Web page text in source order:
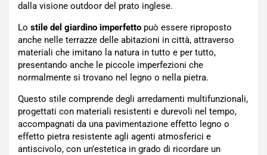
dalla visione outdoor del prato inglese.
Lo stile del giardino imperfetto può essere riproposto
anche nelle terrazze delle abitazioni in città, attraverso
materiali che imitano la natura in tutto e per tutto,
presentando anche le piccole imperfezioni che
normalmente si trovano nel legno o nella pietra.
Questo stile comprende degli arredamenti multifunzionali,
progettati con materiali resistenti e durevoli nel tempo,
accompagnati da una pavimentazione effetto legno o
effetto pietra resistente agli agenti atmosferici e
antiscivolo, con un’estetica in grado di ricordare un